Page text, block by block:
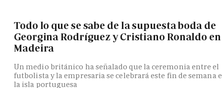
Todo lo que se sabe de la supuesta boda de
Georgina Rodríguez y Cristiano Ronaldo en
Madeira
Un medio británico ha señalado que la ceremonia entre el
futbolista y la empresaria se celebrará este fin de semana
la isla portuguesa